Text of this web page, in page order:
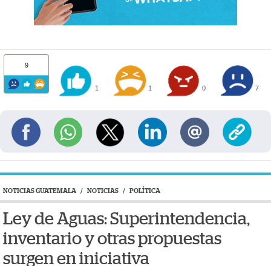
9
1 1 0 7
NOTICIAS GUATEMALA / NOTICIAS / POLÍTICA
Ley de Aguas: Superintendencia,
inventario y otras propuestas
surgen en iniciativa